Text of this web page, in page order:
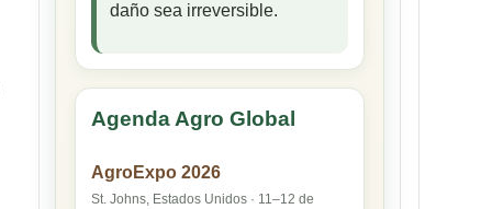
daño sea irreversible.
Agenda Agro Global
AgroExpo 2026
St. Johns, Estados Unidos · 11–12 de